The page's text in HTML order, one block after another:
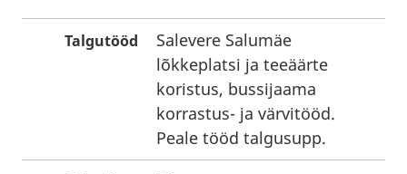
Talgutööd
Salevere Salumäe
lõkkeplatsi ja teeäärte
koristus, bussijaama
korrastus- ja värvitööd.
Peale tööd talgusupp.